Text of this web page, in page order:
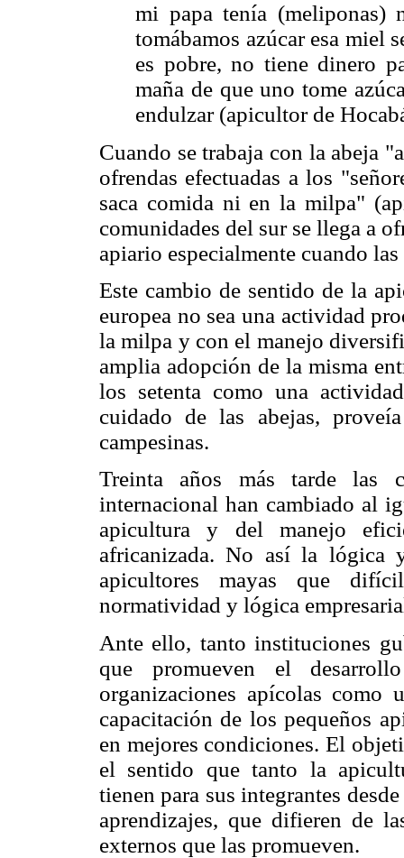
mi papa tenía (meliponas)
tomábamos azúcar esa miel
es pobre, no tiene dinero
maña de que uno tome
endulzar (apicultor de
Cuando se trabaja con la abeja
ofrendas efectuadas a los
saca comida ni en la milpa"
comunidades del sur se llega a
apiario especialmente cuando
Este cambio de sentido de la
europea no sea una actividad
la milpa y con el manejo
amplia adopción de la misma
los setenta como una
cuidado de las abejas,
campesinas.
Treinta años más tarde las
internacional han cambiado al
apicultura y del manejo
africanizada. No así la lógica
apicultores mayas que
normatividad y lógica
Ante ello, tanto instituciones
que promueven el
organizaciones apícolas como
capacitación de los pequeños
en mejores condiciones. El
el sentido que tanto la
tienen para sus integrantes
aprendizajes, que difieren de
externos que las promueven.